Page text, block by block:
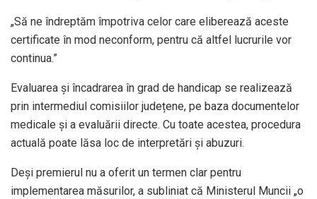
„Să ne îndreptăm împotriva celor care eliberează aceste
certificate în mod neconform, pentru că altfel lucrurile vor
continua.”
Evaluarea și încadrarea în grad de handicap se realizează
prin intermediul comisiilor județene, pe baza documentelor
medicale și a evaluării directe. Cu toate acestea, procedura
actuală poate lăsa loc de interpretări și abuzuri.
Deși premierul nu a oferit un termen clar pentru
implementarea măsurilor, a subliniat că Ministerul Muncii „o